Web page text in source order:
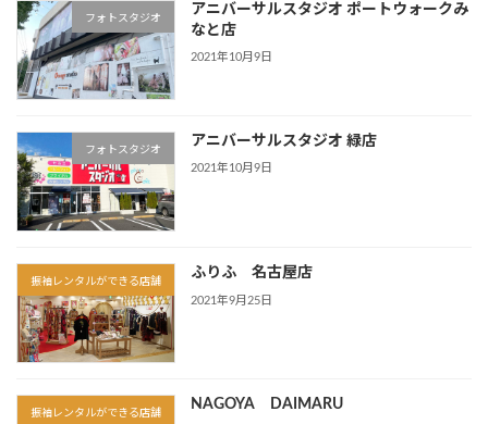
フォトスタジオ
アニバーサルスタジオ ポートウォークみ
なと店
2021年10月9日
フォトスタジオ
アニバーサルスタジオ 緑店
2021年10月9日
振袖レンタルができる店舗
ふりふ 名古屋店
2021年9月25日
振袖レンタルができる店舗
NAGOYA DAIMARU